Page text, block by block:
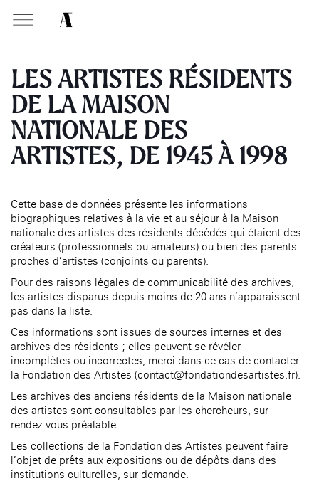
LES ARTISTES RÉSIDENTS
DE LA MAISON
NATIONALE DES
ARTISTES, DE 1945 À 1998
Cette base de données présente les informations
biographiques relatives à la vie et au séjour à la Maison
nationale des artistes des résidents décédés qui étaient des
créateurs (professionnels ou amateurs) ou bien des parents
proches d’artistes (conjoints ou parents).
Pour des raisons légales de communicabilité des archives,
les artistes disparus depuis moins de 20 ans n’apparaissent
pas dans la liste.
Ces informations sont issues de sources internes et des
archives des résidents ; elles peuvent se révéler
incomplètes ou incorrectes, merci dans ce cas de contacter
la Fondation des Artistes (contact@fondationdesartistes.fr).
Les archives des anciens résidents de la Maison nationale
des artistes sont consultables par les chercheurs, sur
rendez-vous préalable.
Les collections de la Fondation des Artistes peuvent faire
l’objet de prêts aux expositions ou de dépôts dans des
institutions culturelles, sur demande.
PRÉSENTATION
Présentation de la
Fondation des Artistes
Histoire de la Fondation
des Artistes
Patrimoine
MISSIONS
Soutenir les écoles d’art
Aider à la production
Attribuer des ateliers
Diffuser dans son centre
d’art, laMABA
Promouvoir la scène
française à l’international
Produire, dans la résidence
de Moly-Sabata
Accompagner le grand
des artistes(EHPAD)
VISITEZ
À NOGENT-SUR-MARNE
Publics
Accueil
des artistes, EHPAD
des
Infos
Accueil
Fondation
Bibliothèque
Smith-Lesouëf
Parc
À PARIS
Cabinet de curiosité et
Rotonde Balzac de l’Hôtel
Salomon de Rothschild
Jardin public de l’Hôtel
Salomon de Rothschild